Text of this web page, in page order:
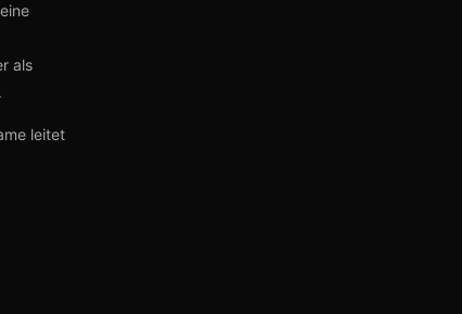
als
leitet